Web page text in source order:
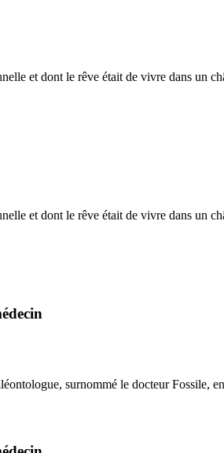
et dont le rêve était de vivre dans un
et dont le rêve était de vivre dans un
surnommé le docteur Fossile,